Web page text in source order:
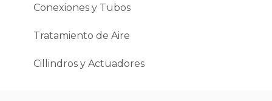
Conexiones y Tubos
Tratamiento de Aire
Cillindros y Actuadores